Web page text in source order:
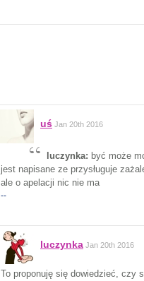
uś Jan 20th 2016
luczynka: być może
jest napisane ze przysługuje
ale o apelacji nic nie ma
--
luczynka Jan 20th 2016
To proponuję się dowiedzieć, czy